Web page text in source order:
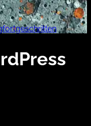
fortgeschritten